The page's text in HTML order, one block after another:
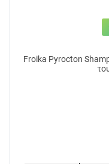
Froika Pyrocton